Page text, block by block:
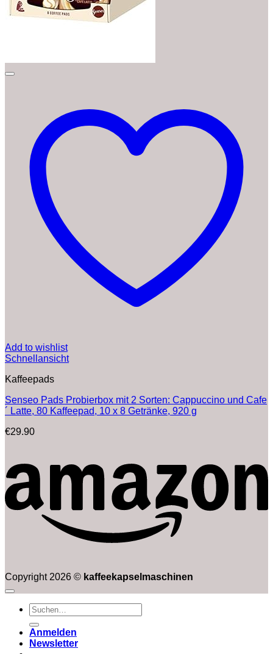
Add to wishlist
Schnellansicht
Kaffeepads
Senseo Pads Probierbox mit 2 Sorten: Cappuccino und Cafe
´ Latte, 80 Kaffeepad, 10 x 8 Getränke, 920 g
€29.90
Copyright 2026 © kaffeekapselmaschinen
Suchen
nach:
Anmelden
Newsletter